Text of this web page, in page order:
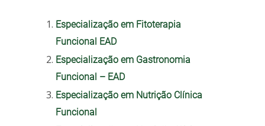
Especialização em Fitoterapia
Funcional EAD
Especialização em Gastronomia
Funcional – EAD
Especialização em Nutrição Clínica
Funcional